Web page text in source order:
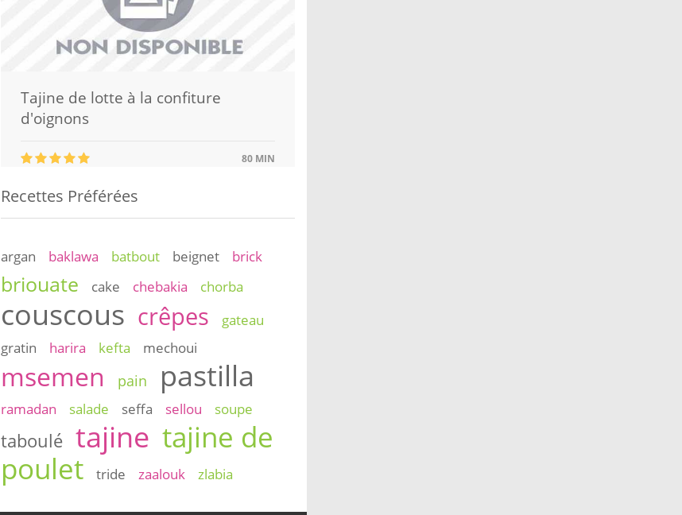
Tajine de lotte à la confiture
d'oignons
80 MIN
Recettes Préférées
argan baklawa batbout beignet brick
briouate cake chebakia chorba
couscous crêpes
gateau
gratin
harira kefta mechoui
msemen pain pastilla
ramadan salade seffa sellou soupe
taboulé tajine tajine de
poulet
tride zaalouk zlabia